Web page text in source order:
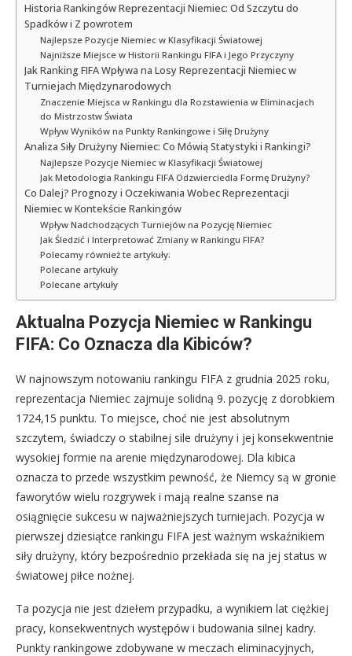
Historia Rankingów Reprezentacji Niemiec: Od Szczytu do
Spadków i Z powrotem
Najlepsze Pozycje Niemiec w Klasyfikacji Światowej
Najniższe Miejsce w Historii Rankingu FIFA i Jego Przyczyny
Jak Ranking FIFA Wpływa na Losy Reprezentacji Niemiec w
Turniejach Międzynarodowych
Znaczenie Miejsca w Rankingu dla Rozstawienia w Eliminacjach
do Mistrzostw Świata
Wpływ Wyników na Punkty Rankingowe i Siłę Drużyny
Analiza Siły Drużyny Niemiec: Co Mówią Statystyki i Rankingi?
Najlepsze Pozycje Niemiec w Klasyfikacji Światowej
Jak Metodologia Rankingu FIFA Odzwierciedla Formę Drużyny?
Co Dalej? Prognozy i Oczekiwania Wobec Reprezentacji
Niemiec w Kontekście Rankingów
Wpływ Nadchodzących Turniejów na Pozycję Niemiec
Jak Śledzić i Interpretować Zmiany w Rankingu FIFA?
Polecamy również te artykuły:
Polecane artykuły
Polecane artykuły
Aktualna Pozycja Niemiec w Rankingu
FIFA: Co Oznacza dla Kibiców?
W najnowszym notowaniu rankingu FIFA z grudnia 2025 roku,
reprezentacja Niemiec zajmuje solidną 9. pozycję z dorobkiem
1724,15 punktu. To miejsce, choć nie jest absolutnym
szczytem, świadczy o stabilnej sile drużyny i jej konsekwentnie
wysokiej formie na arenie międzynarodowej. Dla kibica
oznacza to przede wszystkim pewność, że Niemcy są w gronie
faworytów wielu rozgrywek i mają realne szanse na
osiągnięcie sukcesu w najważniejszych turniejach. Pozycja w
pierwszej dziesiątce rankingu FIFA jest ważnym wskaźnikiem
siły drużyny, który bezpośrednio przekłada się na jej status w
światowej piłce nożnej.
Ta pozycja nie jest dziełem przypadku, a wynikiem lat ciężkiej
pracy, konsekwentnych występów i budowania silnej kadry.
Punkty rankingowe zdobywane w meczach eliminacyjnych,